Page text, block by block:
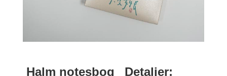
Halm notesbog Detaljer: